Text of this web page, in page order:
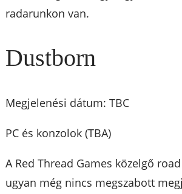
radarunkon van.
Dustborn
Megjelenési dátum: TBC
PC és konzolok (TBA)
A Red Thread Games közelgő
ugyan még nincs megszabott